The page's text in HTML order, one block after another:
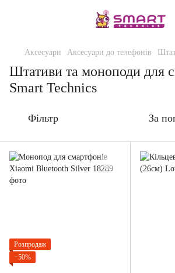
Аксесуари Аксесуари до телефонів
Штативи та моноподи для
Smart Technics
Фільтр За
Розпродаж
−50%